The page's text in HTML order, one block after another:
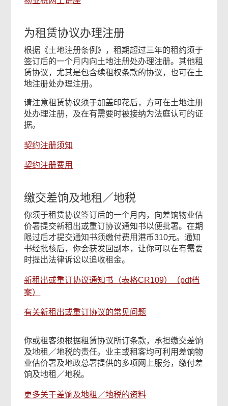
为租赁协议办理注册
根据《土地注册条例》，租期超过三年的租约须于
签订后的一个月内向土地注册处办理注册。其他租
赁协议，尤其是包含续租权条款的协议，也可在土
地注册处办理注册。
请注意租赁协议须于加盖印花后，方可在土地注册
处办理注册，及在有需要时被接纳为法庭认可的证
据。
契约注册须知
契约注册费用
缴交差饷及地租／地税
你须于租赁协议签订后的一个月内，向差饷物业估
价署提交新租出或重订协议通知书以便批署。在期
限过后才提交通知书须缴付费用港币310元。通知
书经批核后，你会获发回副本，让你可以在有需要
时提出法律诉讼以追收租金。
新租出或重订协议通知书（表格CR109）（pdf档
案）
有关新租出或重订协议的常见问题
你或租客须根据租赁协议所订条款，承担缴交差饷
及地租／地税的责任。业主或租客均可利用差饷物
业估价署及地政总署提供的多项网上服务，缴付差
饷及地租／地税。
更多关于差饷及地租／地税的资料